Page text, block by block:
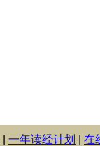
一年读经计划 在